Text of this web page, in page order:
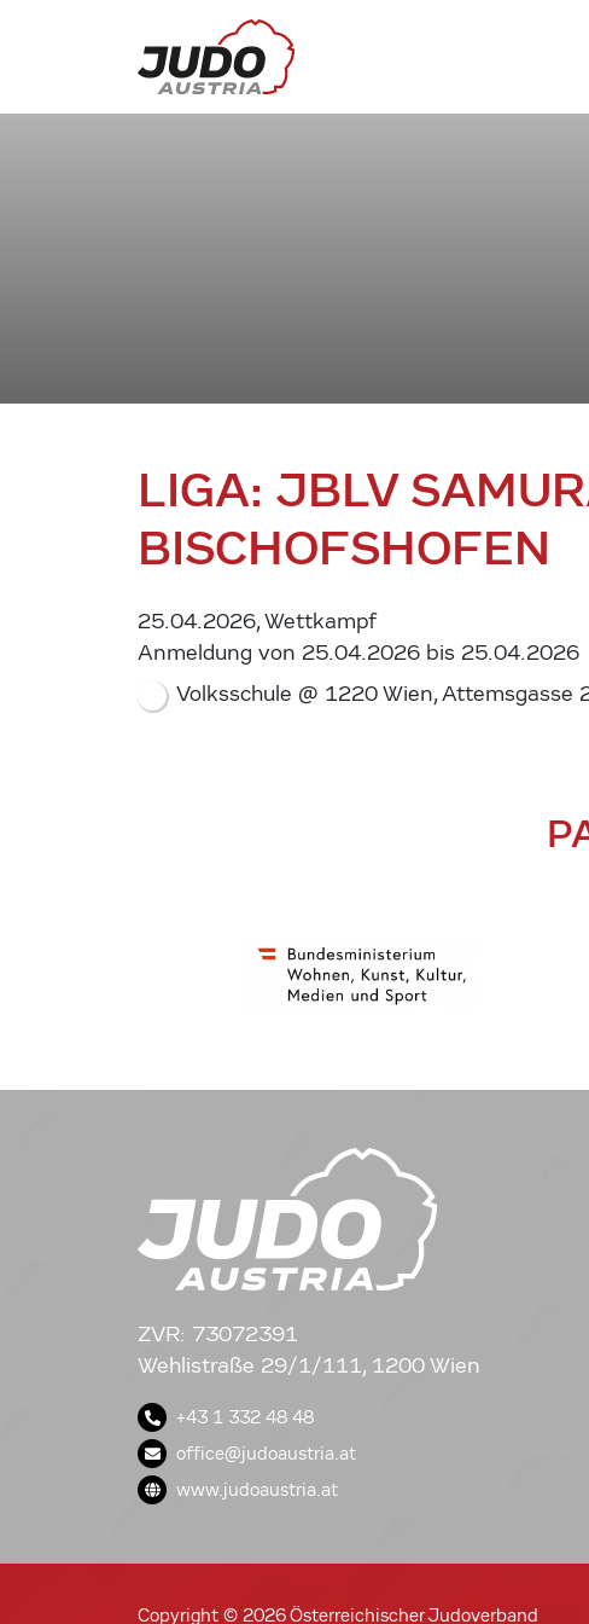
LIGA: JBLV
BISCHOFSHOFEN
25.04.2026, Wettkampf
Anmeldung von 25.04.2026 bis 25.04.2026
Volksschule @ 1220 Wien, Attemsgasse
ZVR: 73072391
Wehlistraße 29/1/111, 1200 Wien
+43 1 332 48 48
office@judoaustria.at
www.judoaustria.at
Copyright © 2026 Österreichischer Judoverband